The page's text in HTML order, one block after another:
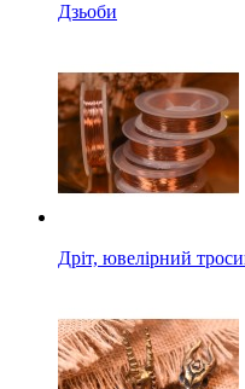
Дзьоби
Дріт, ювелірний